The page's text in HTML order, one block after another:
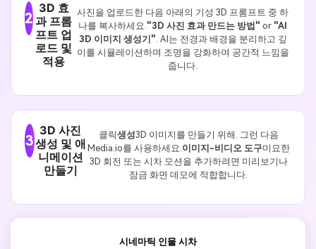
2
3D 효
과 프롬
프트 업
로드 및
적용
사진을 업로드한 다음 아래의 기성 3D 프롬프트 중 하
나를 복사하세요."3D 사진 효과 만드는 방법" or "AI
3D 이미지 생성기". AI는 전경과 배경을 분리하고 깊
이를 시뮬레이션하며 조명을 강화하여 공간적 느낌을
줍니다.
3
3D 사진
생성 및 애
니메이션
만들기
클릭생성3D 이미지를 만들기 위해. 그런 다음
Media.io를 사용하세요.이미지-비디오 도구미묘한
3D 회전 또는 시차 모션을 추가하려면 미리보기나
잠금 화면 데모에 적합합니다.
시네마틱 인물 시차